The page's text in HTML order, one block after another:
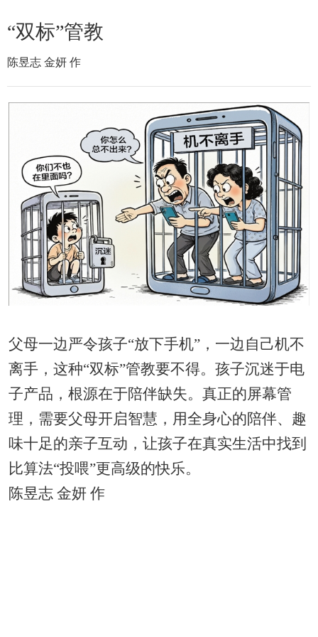
“双标”管教
陈昱志 金妍 作
父母一边严令孩子“放下手机”，一边自己机不
离手，这种“双标”管教要不得。孩子沉迷于电
子产品，根源在于陪伴缺失。真正的屏幕管
理，需要父母开启智慧，用全身心的陪伴、趣
味十足的亲子互动，让孩子在真实生活中找到
比算法“投喂”更高级的快乐。
陈昱志 金妍 作